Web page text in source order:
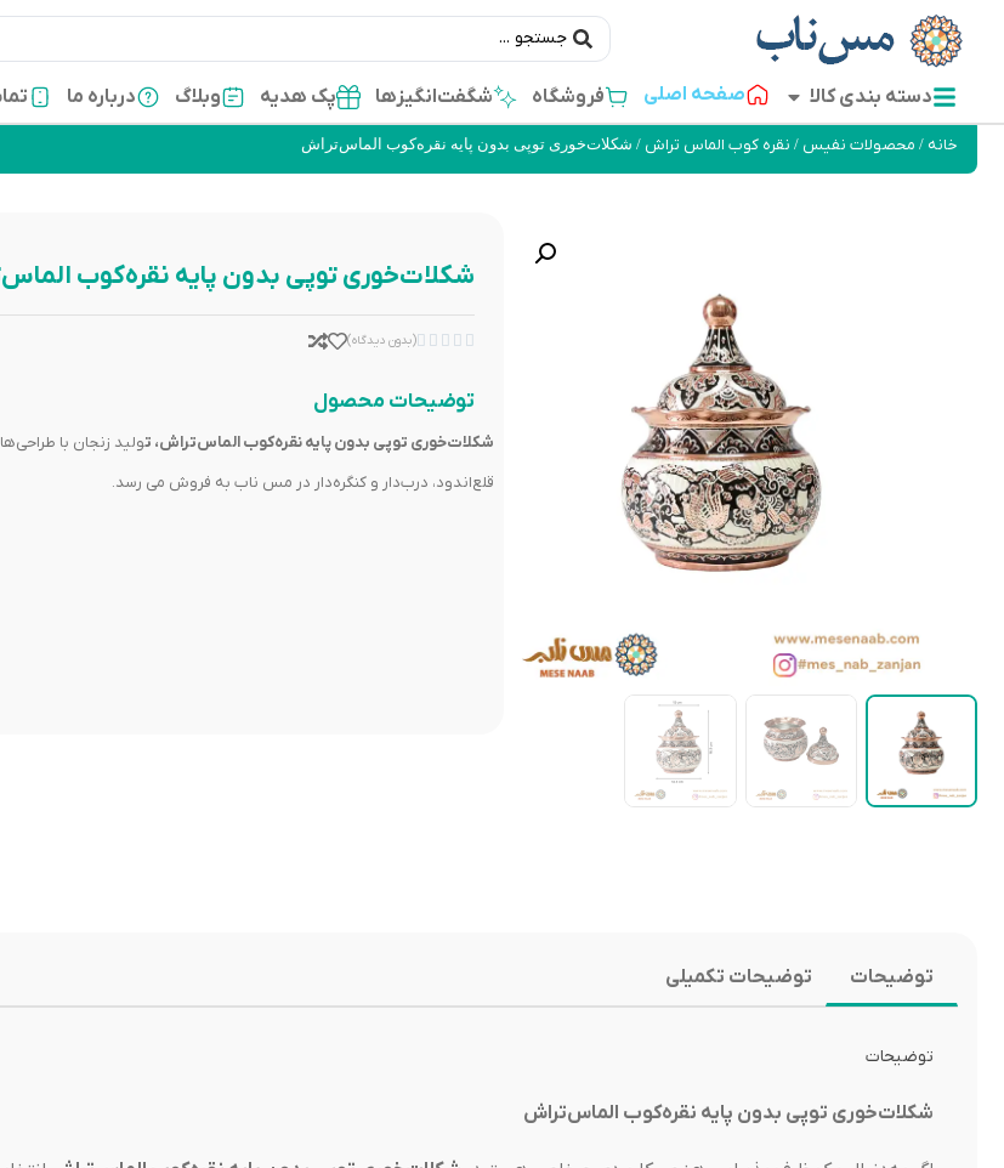
دسته بندی کالا صفحه اصلی فروشگاه شگفت‌انگیزها پک هدیه وبلاگ درباره ما
خانه / محصولات نفیس / نقره کوب الماس تراش / شکلات‌خوری توپی بدون پایه نقره‌کوب الماس‌تراش
شکلات‌خوری توپی بدون پایه نقره‌کوب




(بدون دیدگاه)
توضیحات محصول
شکلات‌خوری توپی بدون پایه نقره‌کوب الماس‌تراش، تولید زنجان با
قلع‌اندود، درب‌دار و کنگره‌دار در مس ناب به فروش می رسد.
توضیحات توضیحات تکمیلی
توضیحات
شکلات‌خوری توپی بدون پایه نقره‌کوب الماس‌تراش